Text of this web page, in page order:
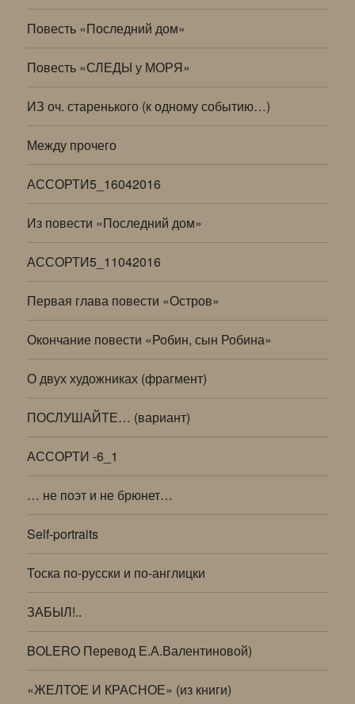
Повесть «Последний дом»
Повесть «СЛЕДЫ у МОРЯ»
ИЗ оч. старенького (к одному событию…)
Между прочего
АССОРТИ5_16042016
Из повести «Последний дом»
АССОРТИ5_11042016
Первая глава повести «Остров»
Окончание повести «Робин, сын Робина»
О двух художниках (фрагмент)
ПОСЛУШАЙТЕ… (вариант)
АССОРТИ -6_1
… не поэт и не брюнет…
Self-portraits
Тоска по-русски и по-англицки
ЗАБЫЛ!..
BOLERO Перевод Е.А.Валентиновой)
«ЖЕЛТОЕ И КРАСНОЕ» (из книги)